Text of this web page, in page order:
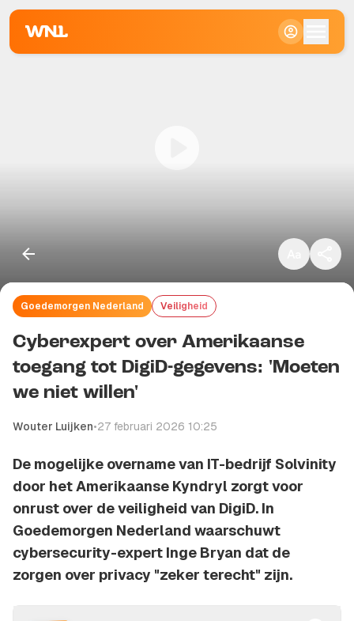
Goedemorgen Nederland Veiligheid
Cyberexpert over Amerikaanse
toegang tot DigiD-gegevens: 'Moeten
we niet willen'
Wouter Luijken•27 februari 2026 10:25
De mogelijke overname van IT-bedrijf Solvinity
door het Amerikaanse Kyndryl zorgt voor
onrust over de veiligheid van DigiD. In
Goedemorgen Nederland waarschuwt
cybersecurity-expert Inge Bryan dat de
zorgen over privacy "zeker terecht" zijn.